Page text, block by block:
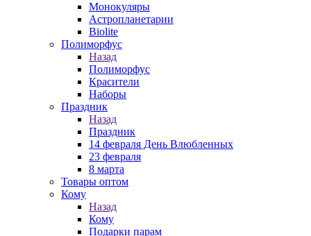
Монокуляры
Астропланетарии
Biolite
Полиморфус
Назад
Полиморфус
Красители
Наборы
Праздник
Назад
Праздник
14 февраля День Влюбленных
23 февраля
8 марта
Товары оптом
Кому
Назад
Кому
Подарки парам